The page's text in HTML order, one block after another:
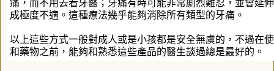
痛，而不用去看牙醫；牙痛有時可能非常劇烈難忍，並會延
成極度不適。這種療法幾乎能夠消除所有類型的牙痛。
以上這些方式一般對成人或是小孩都是安全無虞的，不過在
和藥物之前，能夠和熟悉這些產品的醫生談過總是最好的。